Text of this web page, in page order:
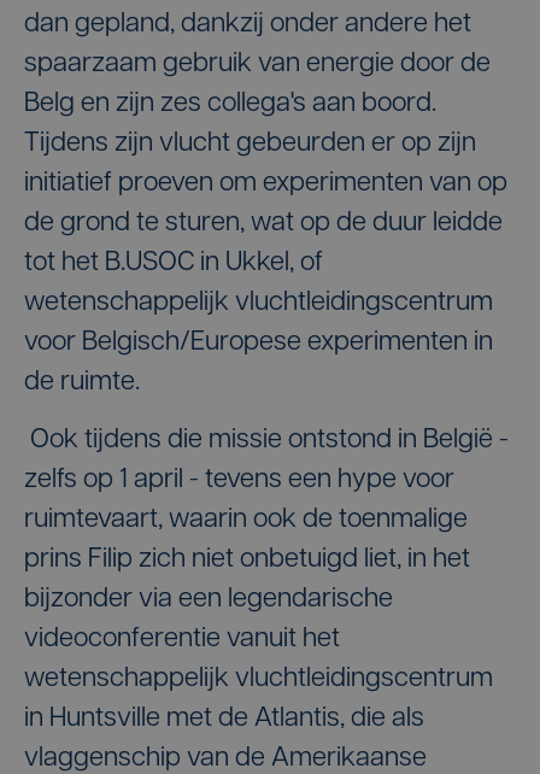
dan gepland, dankzij onder andere het
spaarzaam gebruik van energie door de
Belg en zijn zes collega's aan boord.
Tijdens zijn vlucht gebeurden er op zijn
initiatief proeven om experimenten van op
de grond te sturen, wat op de duur leidde
tot het B.USOC in Ukkel, of
wetenschappelijk vluchtleidingscentrum
voor Belgisch/Europese experimenten in
de ruimte.
Ook tijdens die missie ontstond in België -
zelfs op 1 april - tevens een hype voor
ruimtevaart, waarin ook de toenmalige
prins Filip zich niet onbetuigd liet, in het
bijzonder via een legendarische
videoconferentie vanuit het
wetenschappelijk vluchtleidingscentrum
in Huntsville met de Atlantis, die als
vlaggenschip van de Amerikaanse